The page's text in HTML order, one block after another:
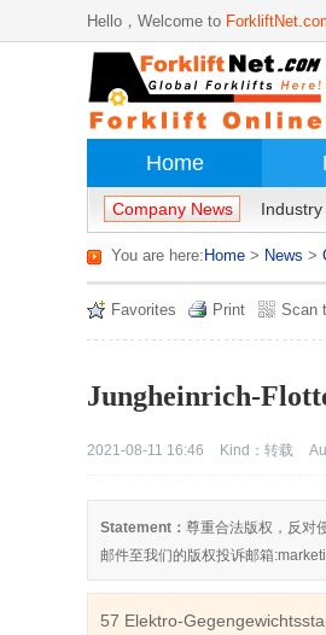
Hello， Welcome to
Home
Company News Industry
You are here: Home > News >
Favorites Print Scan
Jungheinrich-
2021-08-11 16:46 Kind：转载
Statement： 尊重合法版权，反对
邮件至我们的版权投诉邮箱
57 Elektro-